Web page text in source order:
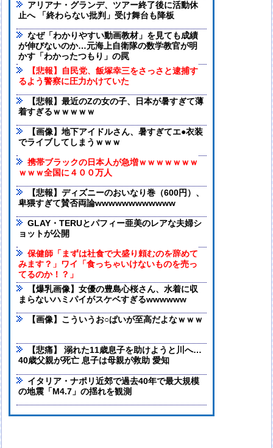
アリアナ・グランデ、ツアー終了後に活動休
止へ 「終わらない批判」受け舞台も降板
なぜ「わかりやすい動画教材」を見ても成績
が伸びないのか…元海上自衛隊の数学教官が明
かす「わかったつもり」の罠
【悲報】自民党、飯塚幸三をさっさと逮捕す
るよう警察に圧力かけていた
【悲報】最近のZの女の子、日本が暑すぎて薄
着すぎるｗｗｗｗｗ
【画像】地下アイドルさん、暑すぎてエ●衣装
でライブしてしまうｗｗｗ
携帯ブラックの日本人が急増ｗｗｗｗｗｗｗ
ｗｗｗ全国に４００万人
【悲報】ディズニーのおいなり巻（600円）、
卑猥すぎて賛否両論wwwwwwwwwwww
GLAY・TERUとパフィー亜美のレアな夫婦シ
ョットが公開
保健師「まずは社食で大盛り頼むのを辞めて
みます？」ワイ「食っちゃいけないものを売っ
てるのか！？」
【爆乳画像】女優の豊島心桜さん、水着に収
まらないハミパイがスケベすぎるwwwwww
【画像】こういうお○ぱいが至高だよなｗｗｗ
【悲痛】 溺れた11歳息子を助けようと川へ…
40歳父親が死亡 息子は母親が救助 愛知
イタリア・ナポリ近郊で過去40年で最大規模
の地震「M4.7」の揺れを観測